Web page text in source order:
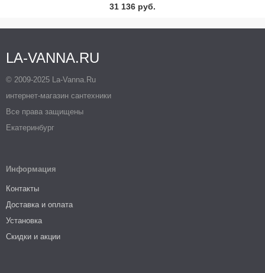
31 136 руб.
LA-VANNA.RU
© 2009-2025 La-Vanna.Ru
интернет-магазин сантехники
Все права защищены
Екатеринбург
Информация
Контакты
Доставка и оплата
Установка
Скидки и акции